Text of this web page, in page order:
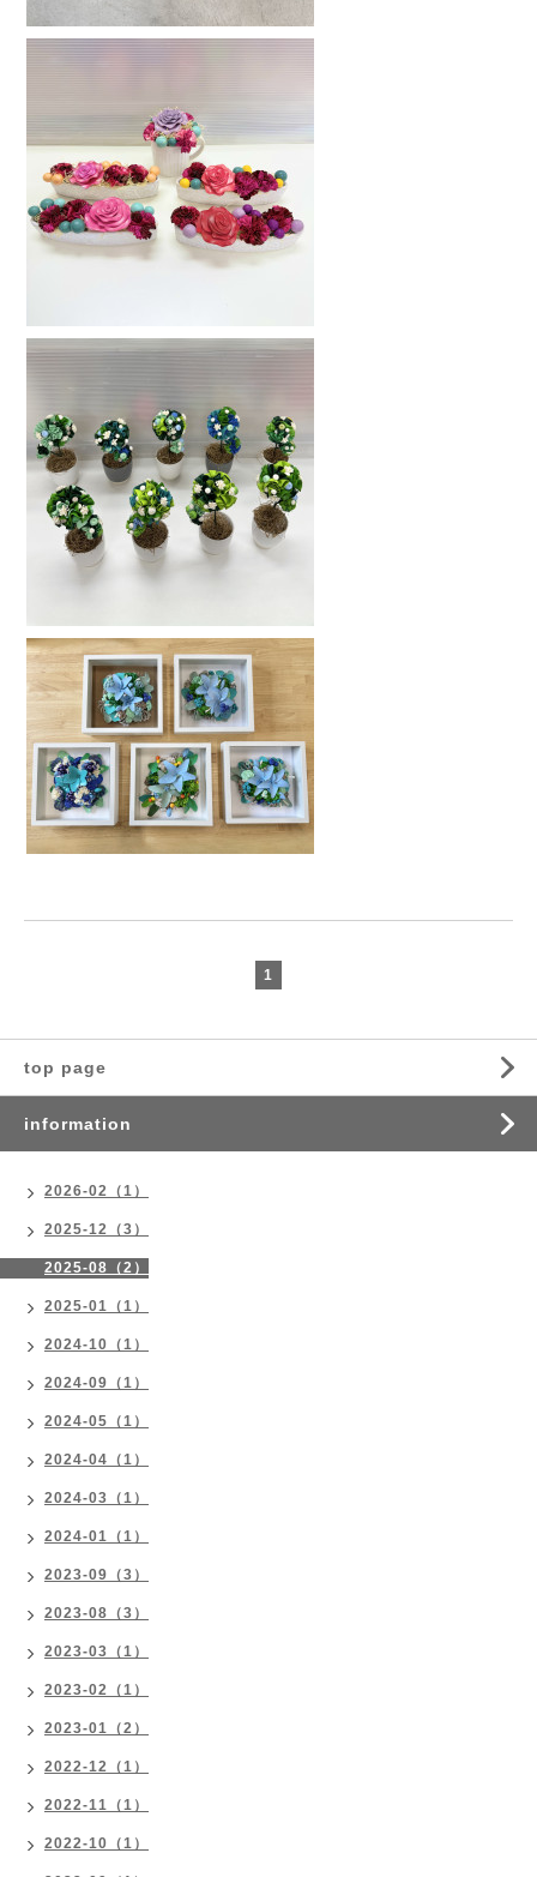
1
top page
information
2026-02（1）
2025-12（3）
2025-08（2）
2025-01（1）
2024-10（1）
2024-09（1）
2024-05（1）
2024-04（1）
2024-03（1）
2024-01（1）
2023-09（3）
2023-08（3）
2023-03（1）
2023-02（1）
2023-01（2）
2022-12（1）
2022-11（1）
2022-10（1）